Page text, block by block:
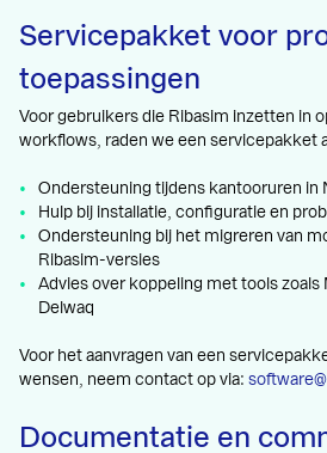
Servicepakket voor
toepassingen
Voor gebruikers die Ribasim inzetten in
workflows, raden we een servicepakket
Ondersteuning tijdens kantooruren in
Hulp bij installatie, configuratie en
Ondersteuning bij het migreren van
Ribasim-versies
Advies over koppeling met tools zoals
Delwaq
Voor het aanvragen van een
wensen, neem contact op via:
Documentatie en